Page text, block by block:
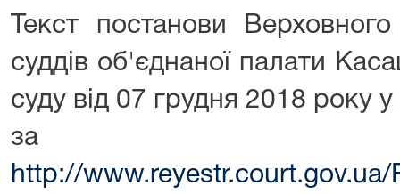
Текст постанови
суддів об'єднаної палати
суду від 07 грудня 2018 року
за
http://